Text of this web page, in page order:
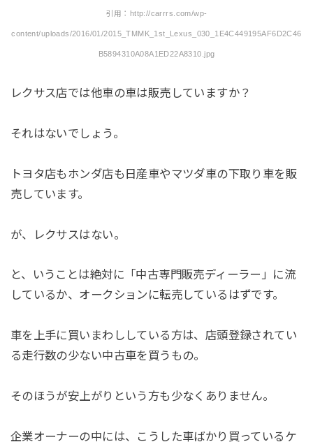
引用：http://carrrs.com/wp-
content/uploads/2016/01/2015_TMMK_1st_Lexus_030_1E4C449195AF6D2C46
B5894310A08A1ED22A8310.jpg
レクサス店では他車の車は販売していますか？
それはないでしょう。
トヨタ店もホンダ店も日産車やマツダ車の下取り車を販
売しています。
が、レクサスはない。
と、いうことは絶対に「中古専門販売ディーラー」に流
しているか、オークションに転売しているはずです。
車を上手に買いまわししている方は、店頭登録されてい
る走行数の少ない中古車を買うもの。
そのほうが安上がりという方も少なくありません。
企業オーナーの中には、こうした車ばかり買っているケ